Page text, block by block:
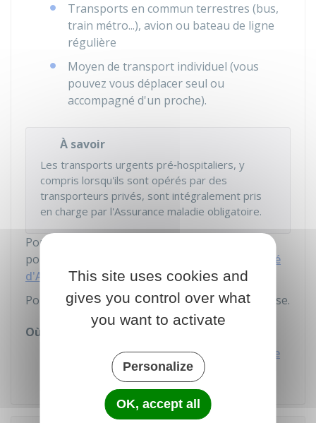
Transports en commun terrestres (bus,
train métro...), avion ou bateau de ligne
régulière
Moyen de transport individuel (vous
pouvez vous déplacer seul ou
accompagné d'un proche).
À savoir
Les transports urgents pré‑hospitaliers, y
compris lorsqu'ils sont opérés par des
transporteurs privés, sont intégralement pris
en charge par l'Assurance maladie obligatoire.
Pour trouver un VSL ou une ambulance, vous
pouvez consulter le site internet
Annuaire santé
d'Ameli
Pour un taxi conventionné, contactez votre caisse.
Où s'adresser ?
Caisse primaire d'assurance maladie
This site uses cookies and
gives you control over what
you want to activate
Personalize
OK, accept all